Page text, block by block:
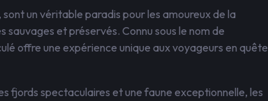
sont un véritable paradis pour les amoureux de la
et préservés. Connu sous le nom de
offre une expérience unique aux voyageurs en quête
fjords spectaculaires et une faune exceptionnelle, les